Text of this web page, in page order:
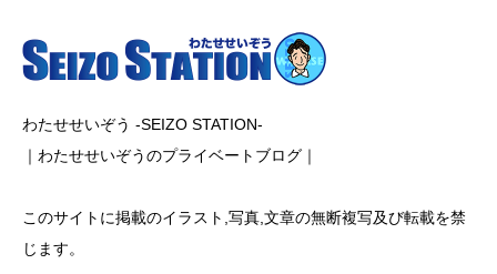
わたせせいぞう -SEIZO STATION-
｜わたせせいぞうのプライベートブログ｜
このサイトに掲載のイラスト,写真,文章の無断複写及び転載を禁
じます。